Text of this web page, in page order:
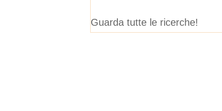
Guarda tutte le ricerche!